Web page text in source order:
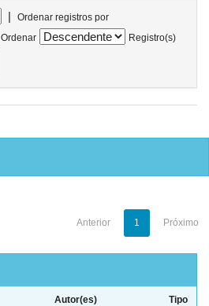
|
Ordenar registros por
Ordenar
Registro(s)
Anterior 1 Próximo
Autor(es) Tipo